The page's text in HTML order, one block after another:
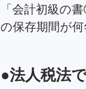
「会計初級の
の保存期間が
●法人税法